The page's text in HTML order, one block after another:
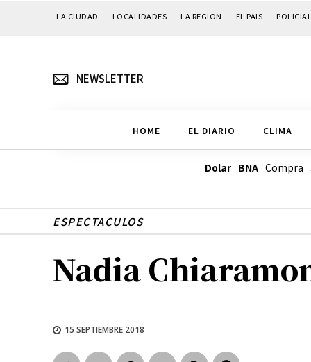
LA CIUDAD LOCALIDADES LA REGION EL PAIS
NEWSLETTER
HOME EL DIARIO CLIMA
Dolar BNACompra
ESPECTACULOS
Nadia
15 SEPTIEMBRE 2018